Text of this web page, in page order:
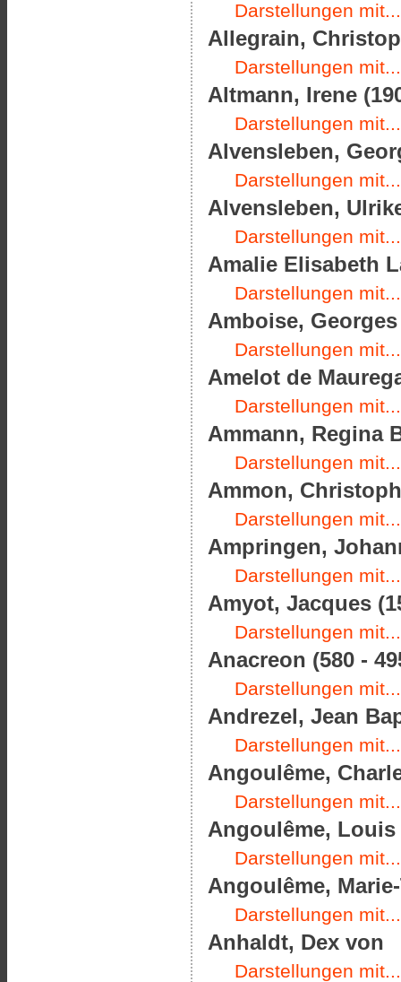
Darstellungen mit...
Allegrain,
Darstellungen mit...
Altmann, Irene
Darstellungen mit...
Alvensleben,
Darstellungen mit...
Alvensleben,
Darstellungen mit...
Amalie Elisabeth
Darstellungen mit...
Amboise, Georges
Darstellungen mit...
Amelot de
Darstellungen mit...
Ammann, Regina
Darstellungen mit...
Ammon,
Darstellungen mit...
Ampringen,
Darstellungen mit...
Amyot, Jacques
Darstellungen mit...
Anacreon (580 -
Darstellungen mit...
Andrezel, Jean
Darstellungen mit...
Angoulême,
Darstellungen mit...
Angoulême, Louis
Darstellungen mit...
Angoulême,
Darstellungen mit...
Anhaldt, Dex von
Darstellungen mit...